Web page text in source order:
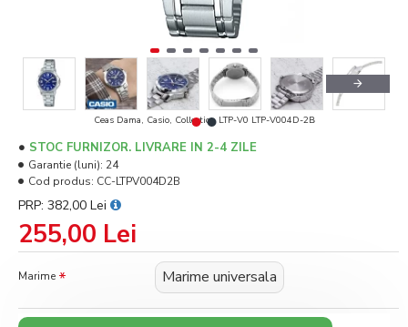
Ceas Dama, Casio, Collection LTP-V0 LTP-V004D-2B
255,00 Lei
PRP: 382,00 Lei
STOC FURNIZOR. LIVRARE IN 2-4 ZILE
Garantie (luni): 24
Cod produs: CC-LTPV004D2B
Marime Marime universala